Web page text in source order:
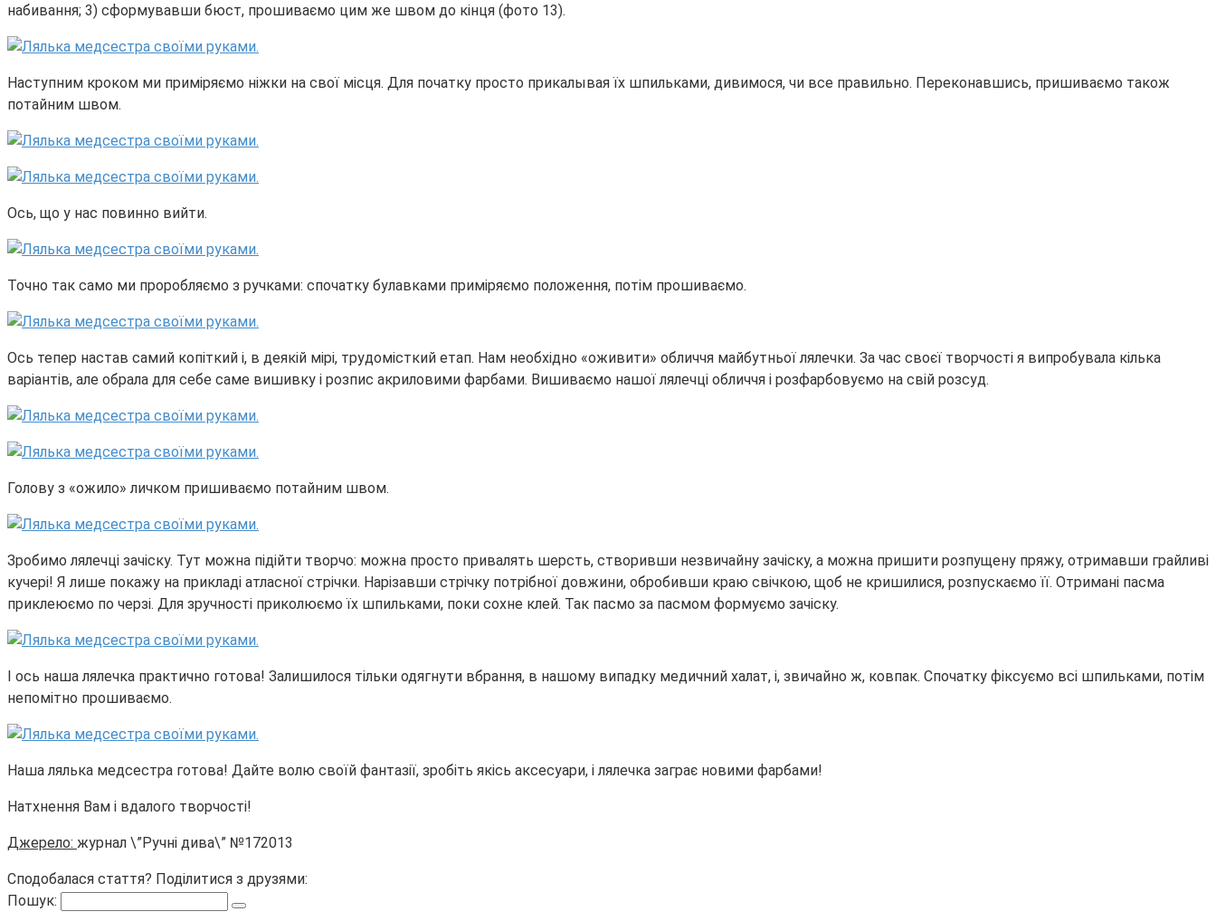
набивання; 3) сформувавши бюст, прошиваємо цим же швом до кінця (фото 13).
Наступним кроком ми приміряємо ніжки на свої місця. Для початку просто прикалывая їх шпильками, дивимося, чи все правильно. Переконавшись, пришиваємо також
потайним швом.
Ось, що у нас повинно вийти.
Точно так само ми проробляємо з ручками: спочатку булавками приміряємо положення, потім прошиваємо.
Ось тепер настав самий копіткий і, в деякій мірі, трудомісткий етап. Нам необхідно «оживити» обличчя майбутньої лялечки. За час своєї творчості я випробувала кілька
варіантів, але обрала для себе саме вишивку і розпис акриловими фарбами. Вишиваємо нашої лялечці обличчя і розфарбовуємо на свій розсуд.
Голову з «ожило» личком пришиваємо потайним швом.
Зробимо лялечці зачіску. Тут можна підійти творчо: можна просто привалять шерсть, створивши незвичайну зачіску, а можна пришити розпущену пряжу, отримавши грайливі
кучері! Я лише покажу на прикладі атласної стрічки. Нарізавши стрічку потрібної довжини, обробивши краю свічкою, щоб не кришилися, розпускаємо її. Отримані пасма
приклеюємо по черзі. Для зручності приколюємо їх шпильками, поки сохне клей. Так пасмо за пасмом формуємо зачіску.
І ось наша лялечка практично готова! Залишилося тільки одягнути вбрання, в нашому випадку медичний халат, і, звичайно ж, ковпак. Спочатку фіксуємо всі шпильками, потім
непомітно прошиваємо.
Наша лялька медсестра готова! Дайте волю своїй фантазії, зробіть якісь аксесуари, і лялечка заграє новими фарбами!
Натхнення Вам і вдалого творчості!
Джерело: журнал \”Ручні дива\” №172013
Сподобалася стаття? Поділитися з друзями:
Пошук: